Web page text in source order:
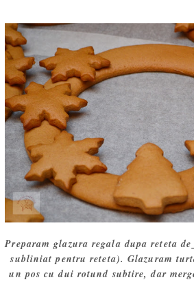
Preparam glazura regala dupa reteta de
subliniat pentru reteta). Glazuram
un pos cu dui rotund subtire, dar